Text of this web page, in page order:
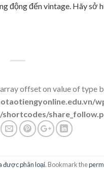
động đến vintage. Hãy sở
offset on value of type
được phân loại. Bookmark the